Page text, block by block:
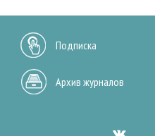
Подписка
Архив журналов